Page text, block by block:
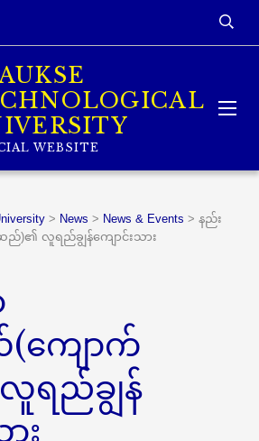
WEBSITE
> News > News & Events > နည်း
)၏ လူရည်ချွန်ကျောင်းသား
ကျောက်
ည်ချွန်
း